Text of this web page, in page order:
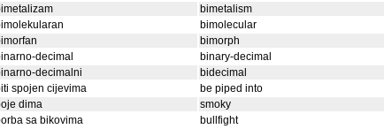
bimetalism
bimolecular
bimorph
decimal
binary-decimal
decimalni
bidecimal
spojen cijevima
be piped into
dima
smoky
sa bikovima
bullfight